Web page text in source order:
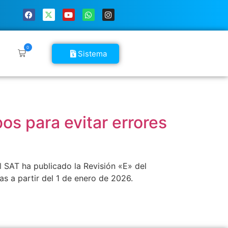
0
Sistema
para evitar errores
ha publicado la Revisión «E» del
a partir del 1 de enero de 2026.